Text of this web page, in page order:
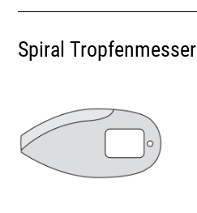
Spiral Tropfenmesser